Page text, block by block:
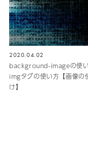
2020.04.02
background-imageの使い
imgタグの使い方【画像の
け】